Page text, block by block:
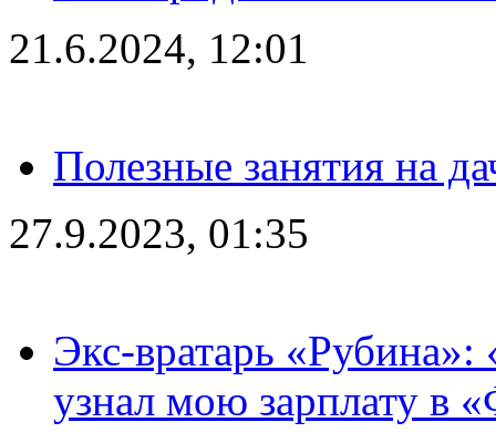
21.6.2024, 12:01
Полезные занятия на
27.9.2023, 01:35
Экс-вратарь «Рубина»:
узнал мою зарплату в